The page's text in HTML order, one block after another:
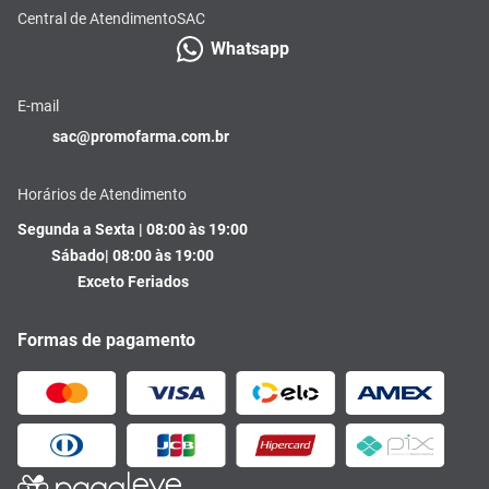
Central de AtendimentoSAC
Whatsapp
E-mail
sac@promofarma.com.br
Horários de Atendimento
Segunda a Sexta | 08:00 às 19:00
Sábado| 08:00 às 19:00
Exceto Feriados
Formas de pagamento